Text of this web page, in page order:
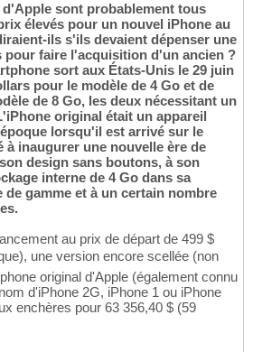
sont probablement tous
élevés pour un nouvel iPhone au
ils s'ils devaient dépenser une
pour faire l'acquisition d'un ancien ?
sort aux États-Unis le 29 juin
pour le modèle de 4 Go et de
de 8 Go, les deux nécessitant un
original était un appareil
lorsqu'il est arrivé sur le
à inaugurer une nouvelle ère de
design sans boutons, à son
interne de 4 Go dans sa
gamme et à un certain nombre
au prix de départ de 499 $
une version encore scellée (non
original d'Apple (également connu
d'iPhone 2G, iPhone 1 ou iPhone
enchères pour 63 356,40 $ (59